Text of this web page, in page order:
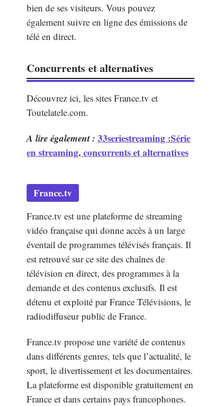
bien de ses visiteurs. Vous pouvez
également suivre en ligne des émissions de
télé en direct.
Concurrents et alternatives
Découvrez ici, les sites France.tv et
Toutelatele.com.
A lire également : 33seriestreaming :Série
en streaming, concurrents et alternatives
France.tv
France.tv est une plateforme de streaming
vidéo française qui donne accès à un large
éventail de programmes télévisés français. Il
est retrouvé sur ce site des chaînes de
télévision en direct, des programmes à la
demande et des contenus exclusifs. Il est
détenu et exploité par France Télévisions, le
radiodiffuseur public de France.
France.tv propose une variété de contenus
dans différents genres, tels que l’actualité, le
sport, le divertissement et les documentaires.
La plateforme est disponible gratuitement en
France et dans certains pays francophones.